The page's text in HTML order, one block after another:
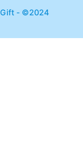
Gift - ©2024